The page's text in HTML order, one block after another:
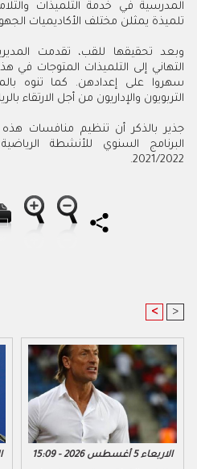
تلميذة يمثلن مختلف الأكاديميات
وبعد تحقيقها للقب، تقدمت
التهاني إلى التلميذات المتوجات في
سهروا على إعدادهن. كما تنوه
التربويون والإداريون من أجل الارتقاء
جذير بالذكر أن تنظيم منافسات
البرنامج السنوي للأنشطة
2021/2022.
< >
الاربعاء 5 أغسطس 2026 - 15:09